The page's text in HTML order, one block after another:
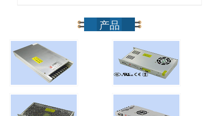
产品